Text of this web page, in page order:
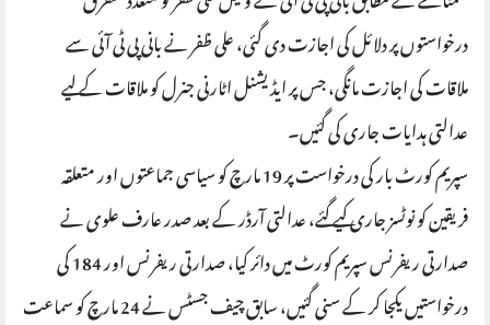
درخواستوں پر دلائل کی اجازت دی گئی، علی ظفر نے بانی پی ٹی آئی سے
ملاقات کی اجازت مانگی، جس پر ایڈیشنل اٹارنی جنرل کو ملاقات کے لیے
عدالتی ہدایات جاری کی گئیں۔
سپریم کورٹ بار کی درخواست پر 19 مارچ کو سیاسی جماعتوں اور متعلقہ
فریقین کو نوٹسز جاری کیے گئے، عدالتی آرڈر کے بعد صدر عارف علوی نے
صدارتی ریفرنس سپریم کورٹ میں دائر کیا، صدارتی ریفرنس اور 184 کی
درخواستیں یکجا کر کے سنی گئیں، سابق چیف جسٹس نے 24 مارچ کو سماعت